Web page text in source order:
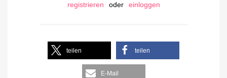
registrieren oder einloggen
teilen teilen
E-Mail